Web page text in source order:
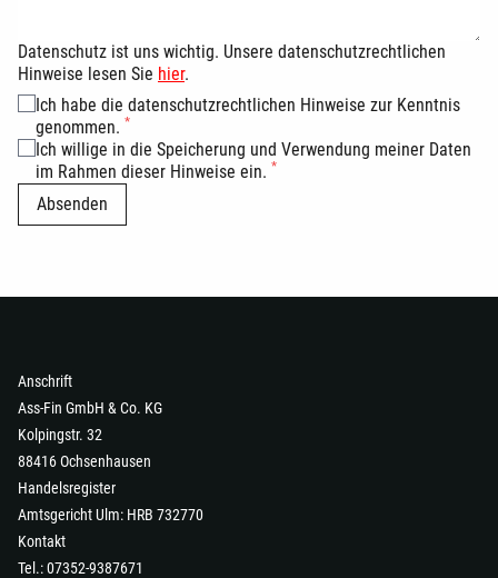
Datenschutz ist uns wichtig. Unsere datenschutzrechtlichen
Hinweise lesen Sie hier.
Ich habe die datenschutzrechtlichen Hinweise zur Kenntnis
genommen. *
Ich willige in die Speicherung und Verwendung meiner Daten
im Rahmen dieser Hinweise ein. *
Absenden
Anschrift
Ass-Fin GmbH & Co. KG
Kolpingstr. 32
88416 Ochsenhausen
Handelsregister
Amtsgericht Ulm: HRB 732770
Kontakt
Tel.: 07352-9387671